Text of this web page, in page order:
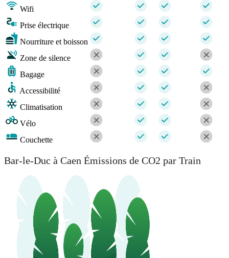
Wifi
Prise électrique
Nourriture et boisson
Zone de silence
Bagage
Accessibilité
Climatisation
Vélo
Couchette
Bar-le-Duc à Caen Émissions de CO2 par Train